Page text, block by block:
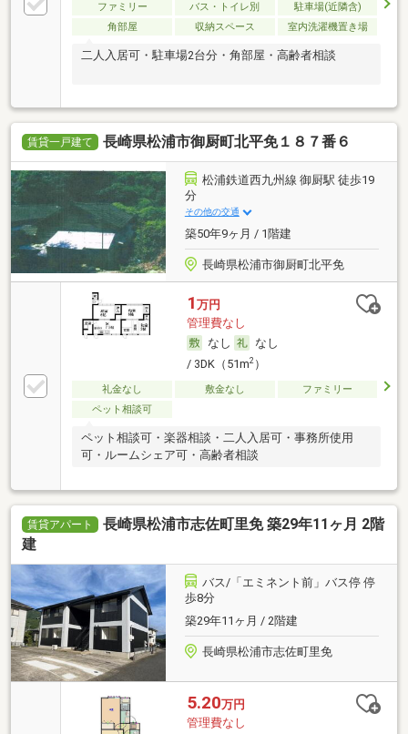
ファミリー バス・トイレ別
駐車場(近隣含)
角部屋
収納スペース 室内洗濯機置き場
二人入居可・駐車場2台分・角部屋・高齢者相談
賃貸一戸建て 長崎県松浦市御厨町北平免１８７番６
松浦鉄道西九州線 御厨駅 徒歩19
分
その他の交通
築50年9ヶ月 / 1階建
長崎県松浦市御厨町北平免
1 万円
管理費なし
なし
なし
/ 3DK（51m2）
礼金なし 敷金なし
ファミリー
ペット相談可
ペット相談可・楽器相談・二人入居可・事務所使用
可・ルームシェア可・高齢者相談
賃貸アパート
長崎県松浦市志佐町里免 築29年11ヶ月 2階
建
バス/「エミネント前」バス停 停
歩8分
築29年11ヶ月 / 2階建
長崎県松浦市志佐町里免
5.20万円
管理費なし